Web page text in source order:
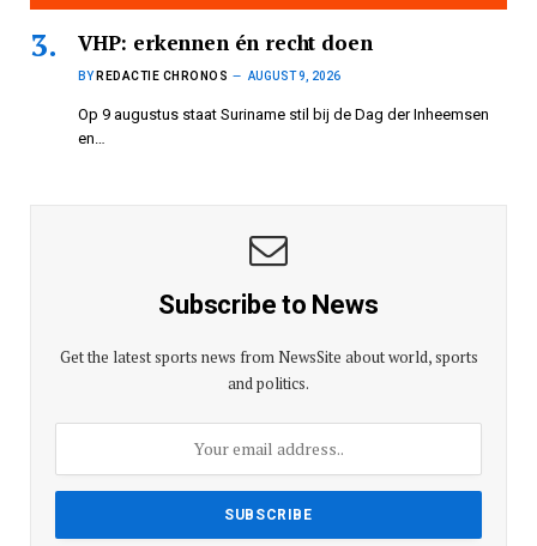
VHP: erkennen én recht doen
BY REDACTIE CHRONOS AUGUST 9, 2026
Op 9 augustus staat Suriname stil bij de Dag der Inheemsen
en…
Subscribe to News
Get the latest sports news from NewsSite about world, sports
and politics.